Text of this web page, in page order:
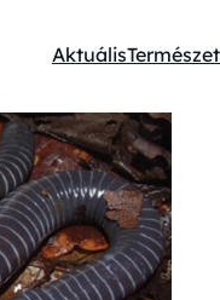
Kategóriák:
AktuálisTermészet